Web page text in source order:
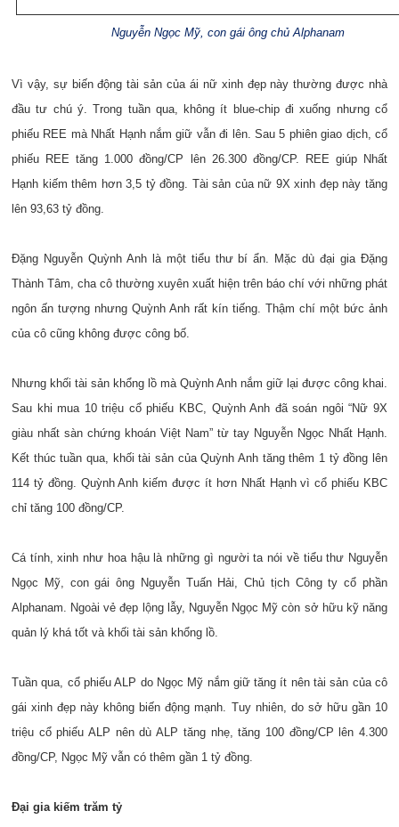
Nguyễn Ngọc Mỹ, con gái ông chủ Alphanam
Vì vậy, sự biến động tài sản của ái nữ xinh đẹp này thường được nhà
đầu tư chú ý. Trong tuần qua, không ít blue-chip đi xuống nhưng cổ
phiếu REE mà Nhất Hạnh nắm giữ vẫn đi lên. Sau 5 phiên giao dịch, cổ
phiếu REE tăng 1.000 đồng/CP lên 26.300 đồng/CP. REE giúp Nhất
Hạnh kiếm thêm hơn 3,5 tỷ đồng. Tài sản của nữ 9X xinh đẹp này tăng
lên 93,63 tỷ đồng.
Đặng Nguyễn Quỳnh Anh là một tiểu thư bí ẩn. Mặc dù đại gia Đặng
Thành Tâm, cha cô thường xuyên xuất hiện trên báo chí với những phát
ngôn ấn tượng nhưng Quỳnh Anh rất kín tiếng. Thậm chí một bức ảnh
của cô cũng không được công bố.
Nhưng khối tài sản khổng lồ mà Quỳnh Anh nắm giữ lại được công khai.
Sau khi mua 10 triệu cổ phiếu KBC, Quỳnh Anh đã soán ngôi “Nữ 9X
giàu nhất sàn chứng khoán Việt Nam” từ tay Nguyễn Ngọc Nhất Hạnh.
Kết thúc tuần qua, khối tài sản của Quỳnh Anh tăng thêm 1 tỷ đồng lên
114 tỷ đồng. Quỳnh Anh kiếm được ít hơn Nhất Hạnh vì cổ phiếu KBC
chỉ tăng 100 đồng/CP.
Cá tính, xinh như hoa hậu là những gì người ta nói về tiểu thư Nguyễn
Ngọc Mỹ, con gái ông Nguyễn Tuấn Hải, Chủ tịch Công ty cổ phần
Alphanam. Ngoài vẻ đẹp lộng lẫy, Nguyễn Ngọc Mỹ còn sở hữu kỹ năng
quản lý khá tốt và khối tài sản khổng lồ.
Tuần qua, cổ phiếu ALP do Ngọc Mỹ nắm giữ tăng ít nên tài sản của cô
gái xinh đẹp này không biến động mạnh. Tuy nhiên, do sở hữu gần 10
triệu cổ phiếu ALP nên dù ALP tăng nhẹ, tăng 100 đồng/CP lên 4.300
đồng/CP, Ngọc Mỹ vẫn có thêm gần 1 tỷ đồng.
Đại gia kiếm trăm tỷ